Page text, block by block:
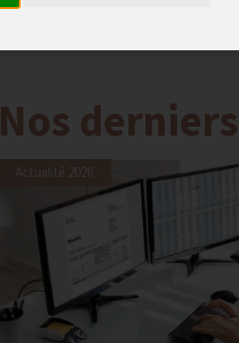
Nos
Actualité 2026